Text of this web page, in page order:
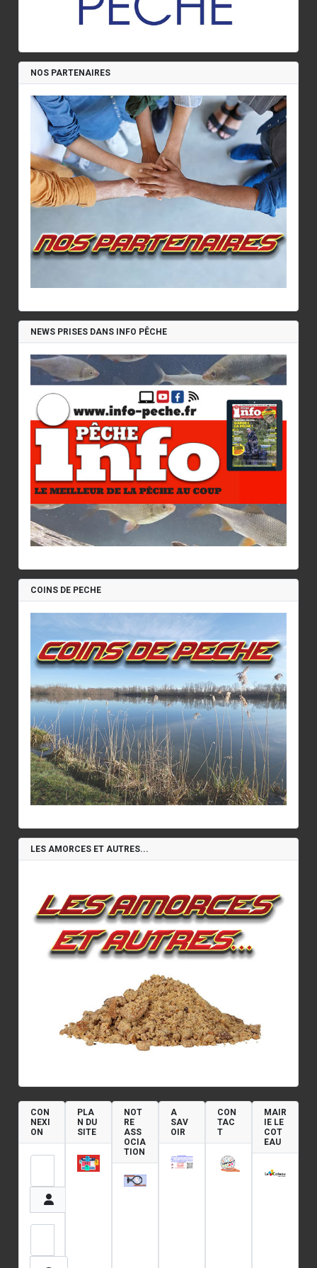
NOS PARTENAIRES
NEWS PRISES DANS INFO PÊCHE
COINS DE PECHE
LES AMORCES ET AUTRES...
CON
NEXI
ON
Identifiant
Mot de passe
PLA
N DU
SITE
NOT
RE
ASS
OCIA
TION
A
SAV
OIR
CON
TAC
T
MAIR
IE LE
COT
EAU